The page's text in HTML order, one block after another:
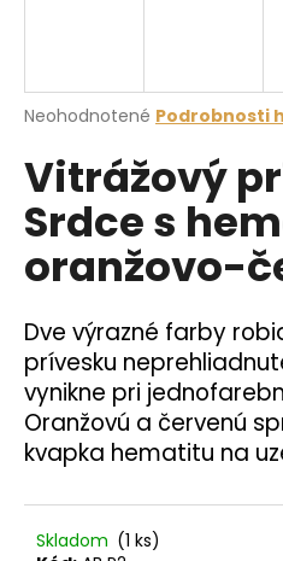
Priemerné
produktu
je
0,0
z
5
hviezdičiek.
Neohodnotené Podrobnosti
Vitrážový
Srdce s
oranžovo-
Dve výrazné farby
prívesku
vynikne pri
Oranžovú a červenú
kvapka hematitu na
Skladom (1 ks)
s
ť
?
HĽADAŤ
O
d
p
o
č